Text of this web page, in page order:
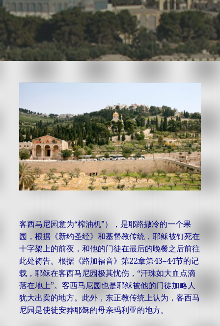
客西马尼园意为“榨油机”），是耶路撒冷的一个果
园，根据《新约圣经》和基督教传统，耶稣被钉死在
十字架上的前夜，和他的门徒在最后的晚餐之后前往
此处祷告。根据《路加福音》第22章第43–44节的记
载，耶稣在客西马尼园极其忧伤，“汗珠如大血点滴
落在地上”。客西马尼园也是耶稣被他的门徒加略人
犹大出卖的地方。此外，东正教传统上认为，客西马
尼园是使徒安葬耶稣的母亲玛利亚的地方。